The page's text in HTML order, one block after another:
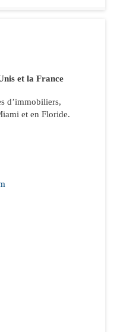
et la France
d’immobiliers,
et en Floride.